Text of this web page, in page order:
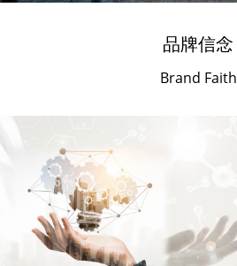
品牌信念
Brand Faith